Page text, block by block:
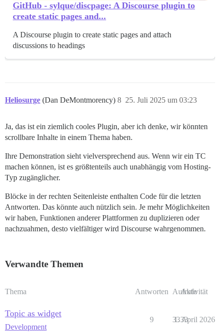
GitHub - sylque/discpage: A Discourse plugin to
create static pages and...
A Discourse plugin to create static pages and attach
discussions to headings
Heliosurge (Dan DeMontmorency) 25. Juli 2025 um 03:23
8
Ja, das ist ein ziemlich cooles Plugin, aber ich denke, wir könnten
scrollbare Inhalte in einem Thema haben.
Ihre Demonstration sieht vielversprechend aus. Wenn wir ein TC
machen können, ist es größtenteils auch unabhängig vom Hosting-
Typ zugänglicher.
Blöcke in der rechten Seitenleiste enthalten Code für die letzten
Antworten. Das könnte auch nützlich sein. Je mehr Möglichkeiten
wir haben, Funktionen anderer Plattformen zu duplizieren oder
nachzuahmen, desto vielfältiger wird Discourse wahrgenommen.
Verwandte Themen
Thema Antworten Aufrufe
Aktivität
Topic as widget
Development
9 3333
1. April 2026